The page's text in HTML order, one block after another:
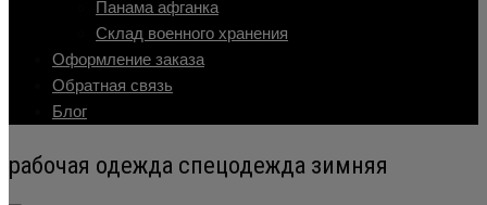
Панама афганка
Склад военного хранения
Оформление заказа
Обратная связь
Блог
рабочая одежда спецодежда зимняя